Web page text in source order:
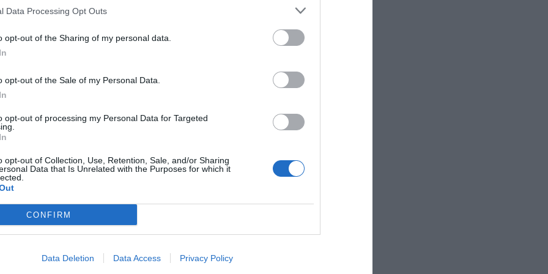
Data Processing Opt Outs
opt-out of the Sharing of my personal data.
opt-out of the Sale of my Personal Data.
opt-out of processing my Personal Data for Targeted
opt-out of Collection, Use, Retention, Sale, and/or Sharing
Data that Is Unrelated with the Purposes for which it
CONFIRM
Data Deletion Data Access Privacy Policy
capitalizar el momentum de los deportes y el
”, ha asegurado Mark Shapiro, presidente y director de
TKO. Endeavor también ha puesto a la venta otros activos
y el Mutua Madrid Open
newsletter Patrocinio!
ha lanzado en 2025 su propio newsletter mensual
la actualidad del sector, además de ofrecer un recap de
de patrocinio cerrados en España, Europa y
los últimos 30 días y una entrevista con directores/as de las
Aquí puedes apuntarte gratis.
como fuente preferida de Google de forma
con las últimas noticias de actualidad.